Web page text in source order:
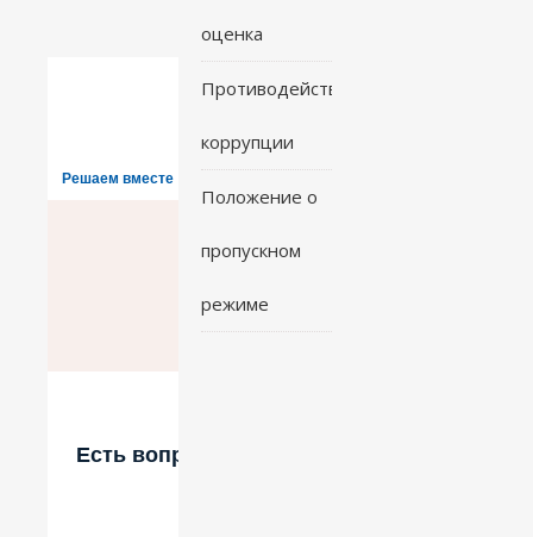
Решаем вместе
Есть вопрос?
оценка
Противодействие
коррупции
Положение о
пропускном
режиме